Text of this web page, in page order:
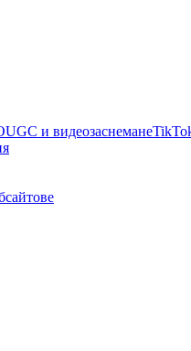
UGC и видеозаснемане